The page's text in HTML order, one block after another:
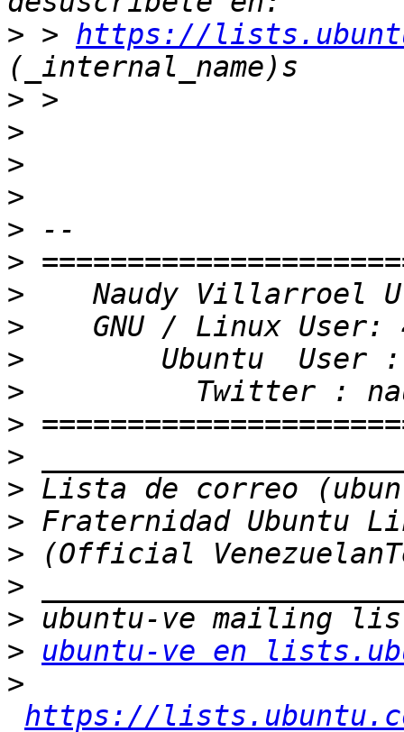
> > https://
>
>
>
>
>
>
>
>
>
>
>
>
>
>
>
>
>
>
ubuntu-ve en
>
https://